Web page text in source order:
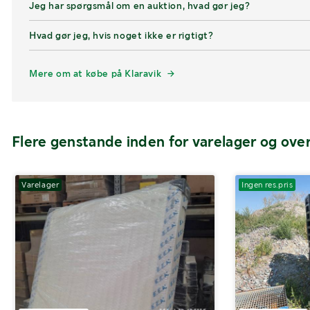
Jeg har spørgsmål om en auktion, hvad gør jeg?
Hvad gør jeg, hvis noget ikke er rigtigt?
Mere om at købe på Klaravik
Flere genstande inden for varelager og
Varelager Varelager
Ingen res.pris